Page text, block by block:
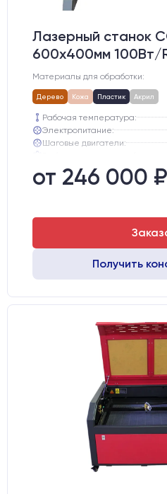
Лазерный станок
600х400мм 100Вт/
Материалы для обработки:
Дерево Кожа Пластик Акрил
Рабочая температура:
Электропитание:
Шаговые двигатели:
Направляющие оси Y:
Направляющие оси Х:
от 246 000 ₽
Получить